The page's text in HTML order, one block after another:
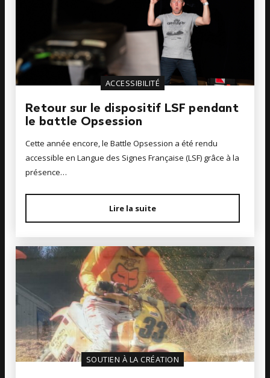
ACCESSIBILITÉ
Retour sur le dispositif LSF pendant
le battle Opsession
Cette année encore, le Battle Opsession a été rendu
accessible en Langue des Signes Française (LSF) grâce à la
présence…
Lire la suite
SOUTIEN À LA CRÉATION